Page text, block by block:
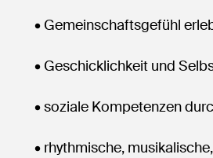
• Gemeinschaftsgefühl
• Geschicklichkeit und
• soziale Kompetenzen
• rhythmische,